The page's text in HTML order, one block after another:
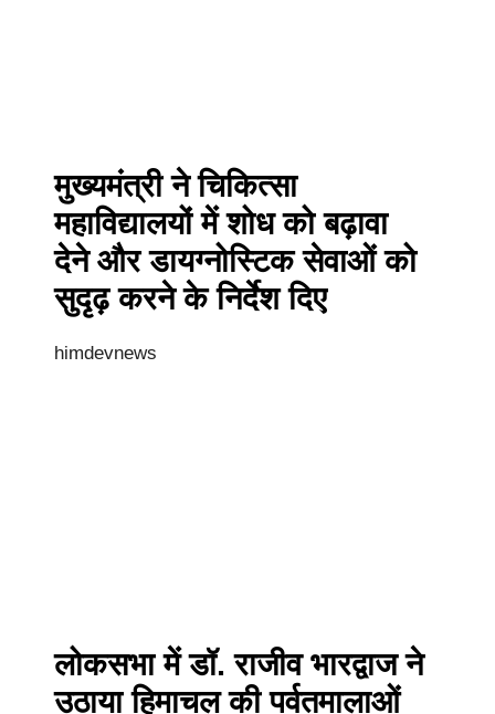
मुख्यमंत्री ने चिकित्सा
महाविद्यालयों में शोध को बढ़ावा
देने और डायग्नोस्टिक सेवाओं को
सुदृढ़ करने के निर्देश दिए
himdevnews
लोकसभा में डॉ. राजीव भारद्वाज ने
उठाया हिमाचल की पर्वतमालाओं